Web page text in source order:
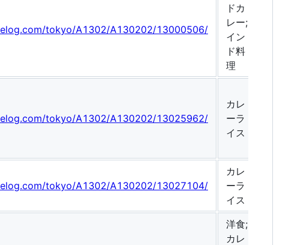
tokyo/A1302/A130202/13000506/
ドカ
レー;
イン
ド料
理
tokyo/A1302/A130202/13025962/
カレ
ーラ
イス
tokyo/A1302/A130202/13027104/
カレ
ーラ
イス
洋食;
カレ